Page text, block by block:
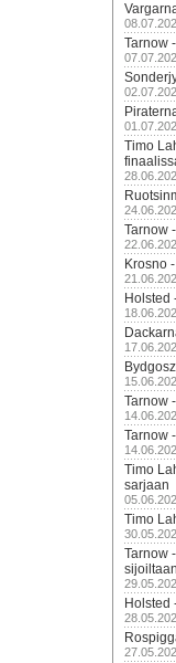
Tarnow
Timo
Tarnow
Krosno
Holsted
Tarnow
Tarnow
Timo
sarjaan
Timo
Tarnow
sijoiltaan
Holsted